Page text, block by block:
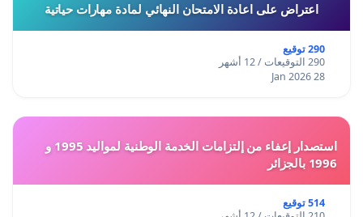
اعتراض على اعادة الامتحان النهائي لمادة مهارات حياتية
290 توقيع
290 التوقيعات / 12 أشهر
28 Jan 2026
استصدار إعفاء من إلتزامات الخدمة الوطنية لمواليد 1995 و
1996 بالجزائر
514 توقيع